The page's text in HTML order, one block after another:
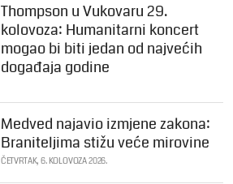
Thompson u Vukovaru 29.
kolovoza: Humanitarni koncert
mogao bi biti jedan od najvećih
događaja godine
Medved najavio izmjene zakona:
Braniteljima stižu veće mirovine
ČETVRTAK, 6. KOLOVOZA 2026.